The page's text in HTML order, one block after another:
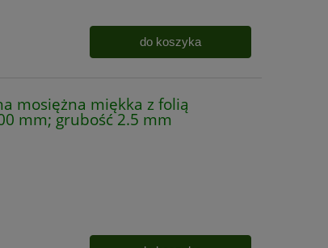
do koszyka
mosiężna miękka z folią
mm; grubość 2.5 mm